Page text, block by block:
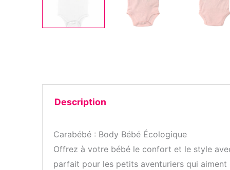
Description
Carabébé : Body Bébé Écologique
Offrez à votre bébé le confort et le style
parfait pour les petits aventuriers qui